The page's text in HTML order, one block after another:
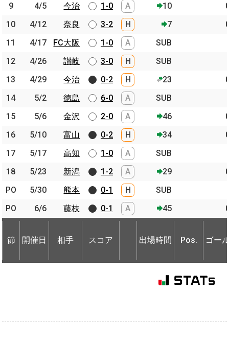
9 4/5 今治 1-0 A 10
10
4/12 奈良 3-2 H 7
11
4/17 FC大阪 1-0 A
SUB
12
4/26 讃岐 3-0 H
SUB
13
4/29 今治 0-2 H 23
14
5/2 徳島 6-0 A
SUB
15
5/6 金沢 2-0 A 46
16
5/10 富山 0-2 H 34
17
5/17 高知 1-0 A
SUB
18
5/23 新潟 1-2 A 29
PO
5/30 熊本 0-1 H
SUB
PO
6/6 藤枝 0-1 A 45
節 開催日 相手 スコア 出場時間 Pos. ゴー
9 4/5
今治
10
4/12
奈良
11
4/17
FC大阪
12
4/26
讃岐
13
4/29
今治
14
5/2
徳島
15
5/6
金沢
16
5/10
富山
17
5/17
高知
18
5/23
新潟
PO
5/30
熊本
PO
6/6 藤枝
節 開催日 相手